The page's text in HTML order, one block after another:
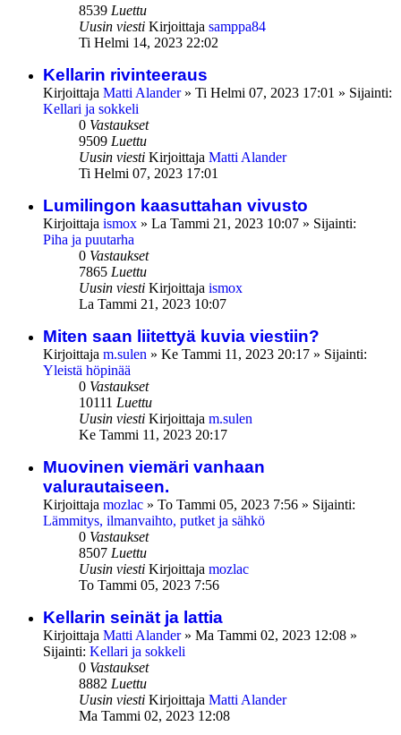
8539 Luettu
Uusin viesti Kirjoittaja samppa84
Ti Helmi 14, 2023 22:02
Kellarin rivinteeraus
Kirjoittaja Matti Alander» Ti Helmi 07, 2023 17:01 » Sijainti:
Kellari ja sokkeli
0 Vastaukset
9509 Luettu
Uusin viesti Kirjoittaja Matti Alander
Ti Helmi 07, 2023 17:01
Lumilingon kaasuttahan vivusto
Kirjoittaja ismox » La Tammi 21, 2023 10:07 » Sijainti:
Piha ja puutarha
0 Vastaukset
7865 Luettu
Uusin viesti Kirjoittaja ismox
La Tammi 21, 2023 10:07
Miten saan liitettyä kuvia viestiin?
Kirjoittaja m.sulen » Ke Tammi 11, 2023 20:17 » Sijainti:
Yleistä höpinää
0 Vastaukset
10111 Luettu
Uusin viesti Kirjoittaja m.sulen
Ke Tammi 11, 2023 20:17
Muovinen viemäri vanhaan
valurautaiseen.
Kirjoittaja mozlac » To Tammi 05, 2023 7:56 » Sijainti:
Lämmitys, ilmanvaihto, putket ja sähkö
0 Vastaukset
8507 Luettu
Uusin viesti Kirjoittaja mozlac
To Tammi 05, 2023 7:56
Kellarin seinät ja lattia
Kirjoittaja Matti Alander» Ma Tammi 02, 2023 12:08 »
Sijainti: Kellari ja sokkeli
0 Vastaukset
8882 Luettu
Uusin viesti Kirjoittaja Matti Alander
Ma Tammi 02, 2023 12:08